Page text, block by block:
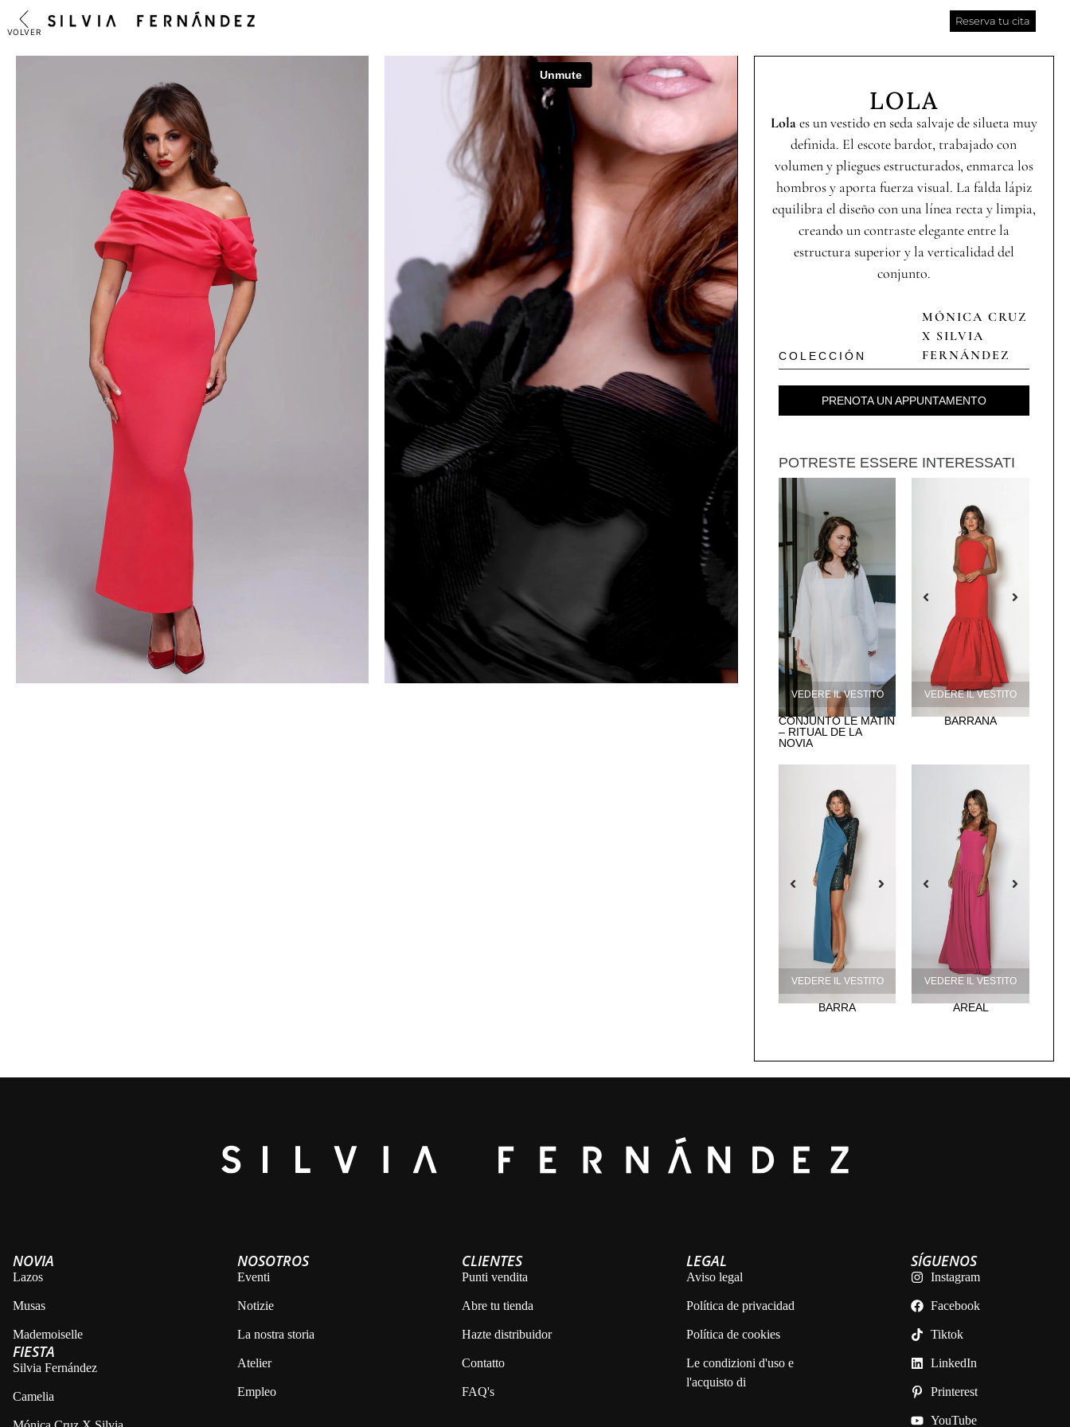
Reserva tu cita
LOLA
Lolaes un vestido en seda salvaje de silueta muy
definida. El escote bardot, trabajado con
volumen y pliegues estructurados, enmarca los
hombros y aporta fuerza visual. La falda lápiz
equilibra el diseño con una línea recta y limpia,
creando un contraste elegante entre la
estructura superior y la verticalidad del
conjunto.
COLECCIÓN
MÓNICA CRUZ
X SILVIA
FERNÁNDEZ
PRENOTA UN APPUNTAMENTO
POTRESTE ESSERE INTERESSATI
VEDERE IL VESTITO
CONJUNTO LE MATIN
– RITUAL DE LA
NOVIA
VEDERE IL VESTITO
BARRAÑA
VEDERE IL VESTITO
BARRA
VEDERE IL VESTITO
AREAL
NOVIA
Lazos
Musas
Mademoiselle
FIESTA
Silvia Fernández
Camelia
NOSOTROS
Eventi
Notizie
La nostra storia
Atelier
Empleo
CLIENTES
Punti vendita
Abre tu tienda
Hazte distribuidor
Contatto
FAQ's
LEGAL
Aviso legal
Política de privacidad
Política de cookies
Le condizioni d'uso e
l'acquisto di
SÍGUENOS
Instagram
Facebook
Tiktok
LinkedIn
Printerest
YouTube